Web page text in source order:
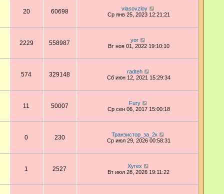
20 60698
vlasovzloy
Ср янв 25, 2023 12:21:21
2229 558987
yor
Вт ноя 01, 2022 19:10:10
574 329148
radteh
Сб июн 12, 2021 15:29:34
11 50007
Fury
Ср сен 06, 2017 15:00:18
0 230
Транзистор_за_2к
Ср июл 29, 2026 00:58:31
1 2527
Xyrex
Вт июл 28, 2026 19:11:22